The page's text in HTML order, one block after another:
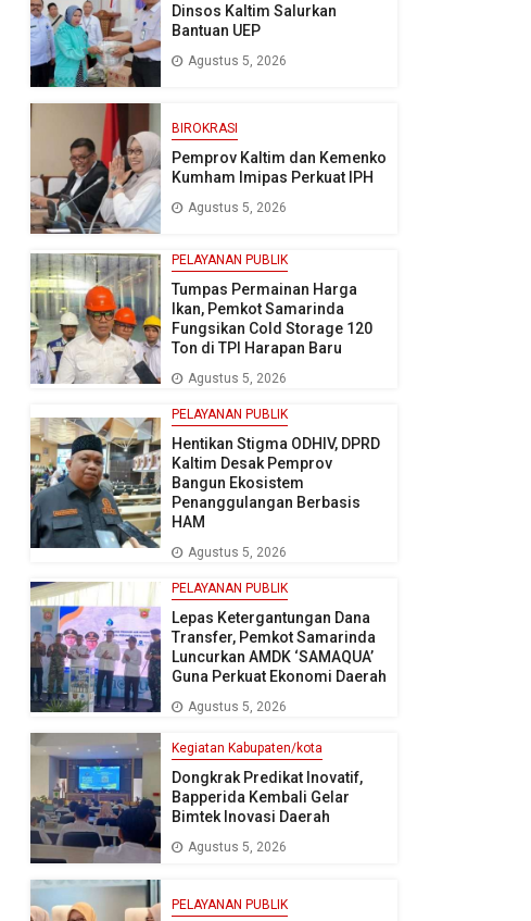
Dinsos Kaltim Salurkan
Bantuan UEP
Agustus 5, 2026
BIROKRASI
Pemprov Kaltim dan Kemenko
Kumham Imipas Perkuat IPH
Agustus 5, 2026
PELAYANAN PUBLIK
Tumpas Permainan Harga
Ikan, Pemkot Samarinda
Fungsikan Cold Storage 120
Ton di TPI Harapan Baru
Agustus 5, 2026
PELAYANAN PUBLIK
Hentikan Stigma ODHIV, DPRD
Kaltim Desak Pemprov
Bangun Ekosistem
Penanggulangan Berbasis
HAM
Agustus 5, 2026
PELAYANAN PUBLIK
Lepas Ketergantungan Dana
Transfer, Pemkot Samarinda
Luncurkan AMDK ‘SAMAQUA’
Guna Perkuat Ekonomi Daerah
Agustus 5, 2026
Kegiatan Kabupaten/kota
Dongkrak Predikat Inovatif,
Bapperida Kembali Gelar
Bimtek Inovasi Daerah
Agustus 5, 2026
PELAYANAN PUBLIK